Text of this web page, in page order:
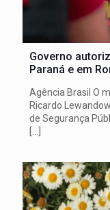
Governo
Paraná e em
Agência Brasil O
Ricardo
de Segurança
[…]